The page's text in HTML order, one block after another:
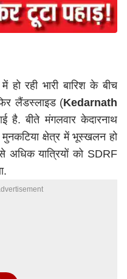
हो रही भारी बारिश के बीच
लैंडस्लाइड (Kedarnath
है. बीते मंगलवार केदारनाथ
मुनकटिया क्षेत्र में भूस्खलन हो
यात्रियों को SDRF